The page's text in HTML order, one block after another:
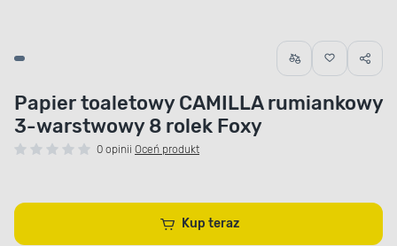
Papier toaletowy CAMILLA rumiankowy
3-warstwowy 8 rolek Foxy
0 opinii Oceń produkt
Kup teraz